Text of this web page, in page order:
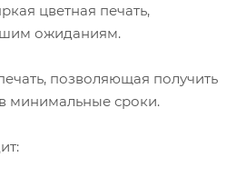
цветная печать,
ожиданиям.
позволяющая получить
минимальные сроки.